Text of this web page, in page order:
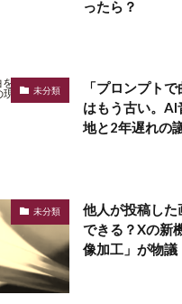
ったら？
未分類
「プロンプトで
はもう古い。AI
地と2年遅れの
未分類
他人が投稿した
できる？Xの新
像加工」が物議